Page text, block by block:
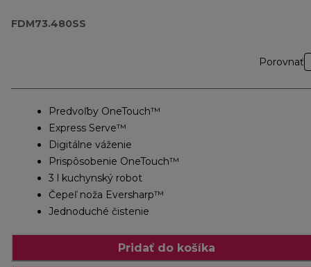
FDM73.480SS
Porovnať
Predvoľby OneTouch™
Express Serve™
Digitálne váženie
Prispôsobenie OneTouch™
3 l kuchynský robot
Čepeľ noža Eversharp™
Jednoduché čistenie
Pridať do košíka